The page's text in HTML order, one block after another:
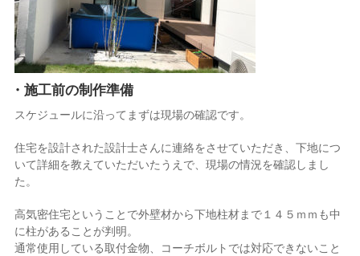
・施工前の制作準備
スケジュールに沿ってまずは現場の確認です。
住宅を設計された設計士さんに連絡をさせていただき、下地につ
いて詳細を教えていただいたうえで、現場の情況を確認しまし
た。
高気密住宅ということで外壁材から下地柱材まで１４５ｍｍも中
に柱があることが判明。
通常使用している取付金物、コーチボルトでは対応できないこと